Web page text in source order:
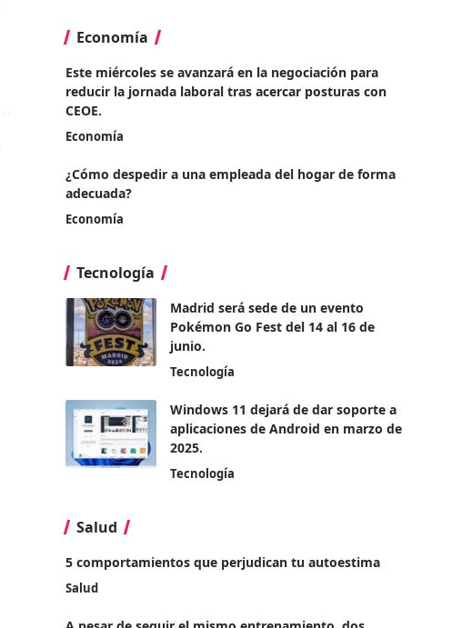
Economía
Este miércoles se avanzará en la negociación para
reducir la jornada laboral tras acercar posturas con
CEOE.
Economía
¿Cómo despedir a una empleada del hogar de forma
adecuada?
Economía
Tecnología
Madrid será sede de un evento
Pokémon Go Fest del 14 al 16 de
junio.
Tecnología
Windows 11 dejará de dar soporte a
aplicaciones de Android en marzo de
2025.
Tecnología
Salud
5 comportamientos que perjudican tu autoestima
Salud